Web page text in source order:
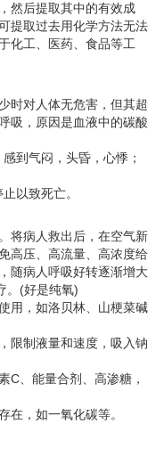
然后提取其中的有效成
提取过去用化学方法无法
化工、医药、食品等工
时对人体无危害，但其超
吸，原因是血液中的碳酸
到气闷，头昏，心悸；
以致死亡。
将病人救出后，在空气新
高压、高流量、高浓度给
随病人呼吸好转逐渐增大
。(好是纯氧)
用，如洛贝林、山梗菜碱
限制液量和速度，吸入钠
C、能量合剂、高渗糖，
在，如一氧化碳等。